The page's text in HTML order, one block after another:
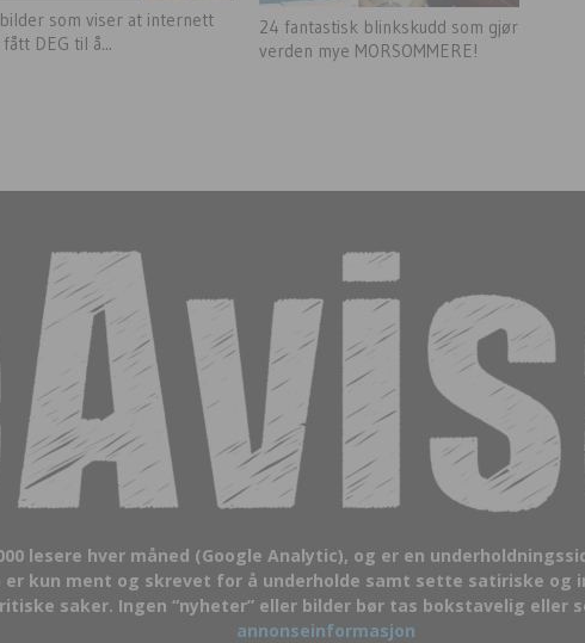
som viser at internett
fått DEG til å...
24 fantastisk blinkskudd som gjør
verden mye MORSOMMERE!
lesere hver måned (Google Analytic), og er en
er kun ment og skrevet for å underholde samt sette satiriske og
saker. Ingen “nyheter” eller bilder bør tas bokstavelig eller
annonseinformasjon